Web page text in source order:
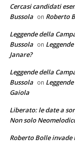
Cercasi candidati
Bussola on Roberto
Leggende della
Bussola on
Janare?
Leggende della
Bussola on
Gaiola
Liberato: le date a
Non solo
Roberto Bolle invade